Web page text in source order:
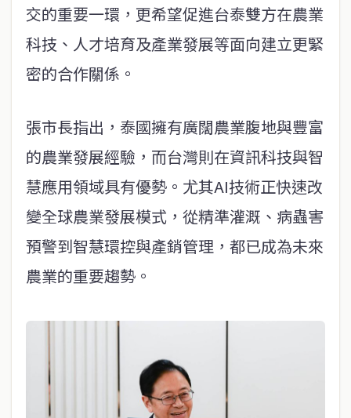
交的重要一環，更希望促進台泰雙方在農業
科技、人才培育及產業發展等面向建立更緊
密的合作關係。
張市長指出，泰國擁有廣闊農業腹地與豐富
的農業發展經驗，而台灣則在資訊科技與智
慧應用領域具有優勢。尤其AI技術正快速改
變全球農業發展模式，從精準灌溉、病蟲害
預警到智慧環控與產銷管理，都已成為未來
農業的重要趨勢。